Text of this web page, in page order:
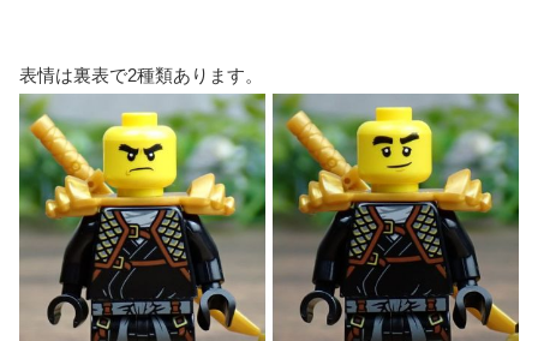
表情は裏表で2種類あります。